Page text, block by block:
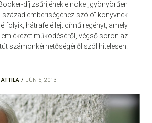
díj zsűrijének elnöke „gyönyörűen
század emberiségéhez szóló” könyvnek
folyik, hátrafelé lejt című regényt, amely
működéséről, végső soron az
számonkérhetőségéről szól hitelesen.
ATTILA JÚN 5, 2013